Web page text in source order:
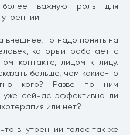
более важную роль для
внешнее, то надо понять на
который работает с
контакте, лицом к лицу.
больше, чем какие-то
кого? Разве по ним
уже сейчас эффективна ли
или нет?
внутренний голос так же